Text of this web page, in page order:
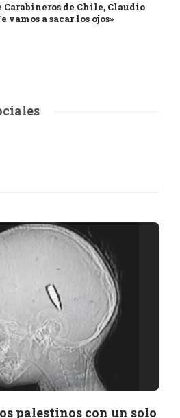
Carabineros de Chile, Claudio
vamos a sacar los ojos»
palestinos con un solo